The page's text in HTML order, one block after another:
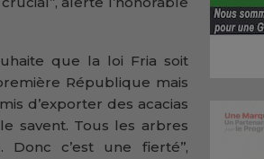
que la loi Fria soit
République mais
d’exporter des acacias
savent. Tous les arbres
c’est une fierté’’,